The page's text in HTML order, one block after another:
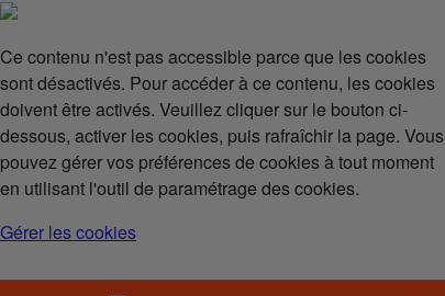
Ce contenu n'est pas accessible parce que les cookies
sont désactivés. Pour accéder à ce contenu, les cookies
doivent être activés. Veuillez cliquer sur le bouton ci-
dessous, activer les cookies, puis rafraîchir la page. Vous
pouvez gérer vos préférences de cookies à tout moment
en utilisant l'outil de paramétrage des cookies.
Gérer les cookies